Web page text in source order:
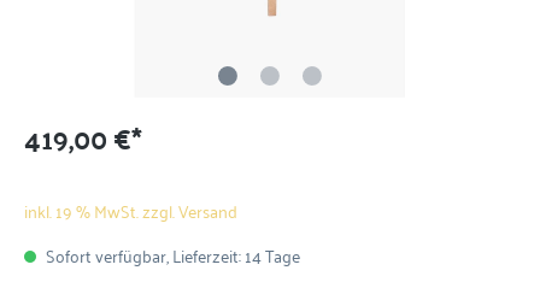
419,00 €*
inkl. 19 % MwSt. zzgl. Versand
Sofort verfügbar, Lieferzeit: 14 Tage